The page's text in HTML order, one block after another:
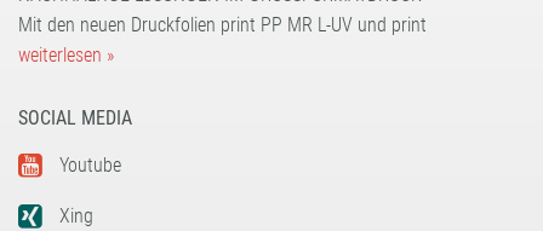
Mit den neuen Druckfolien print PP MR L-UV und print
weiterlesen »
SOCIAL MEDIA
Youtube
Xing